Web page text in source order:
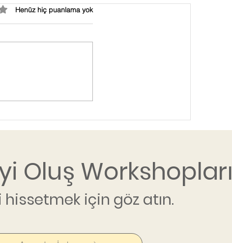
0 yıldız
Henüz hiç puanlama yok
Oluş Workshopları
hissetmek için göz atın.